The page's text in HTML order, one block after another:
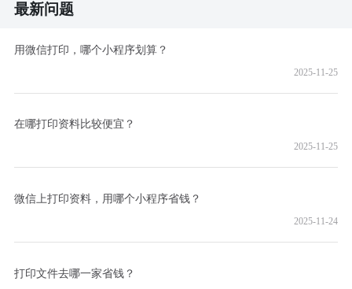
最新问题
用微信打印，哪个小程序划算？
2025-11-25
在哪打印资料比较便宜？
2025-11-25
微信上打印资料，用哪个小程序省钱？
2025-11-24
打印文件去哪一家省钱？